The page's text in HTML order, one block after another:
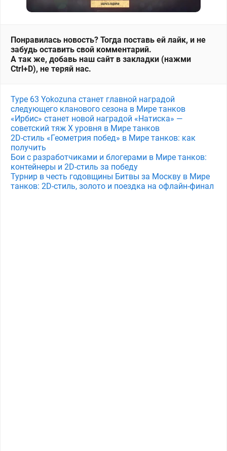
Понравилась новость? Тогда поставь ей лайк, и не
забудь оставить свой комментарий.
А так же, добавь наш сайт в закладки (нажми
Ctrl+D), не теряй нас.
Type 63 Yokozuna станет главной наградой
следующего кланового сезона в Мире танков
«Ирбис» станет новой наградой «Натиска» —
советский тяж X уровня в Мире танков
2D-стиль «Геометрия побед» в Мире танков: как
получить
Бои с разработчиками и блогерами в Мире танков:
контейнеры и 2D-стиль за победу
Турнир в честь годовщины Битвы за Москву в Мире
танков: 2D-стиль, золото и поездка на офлайн-финал